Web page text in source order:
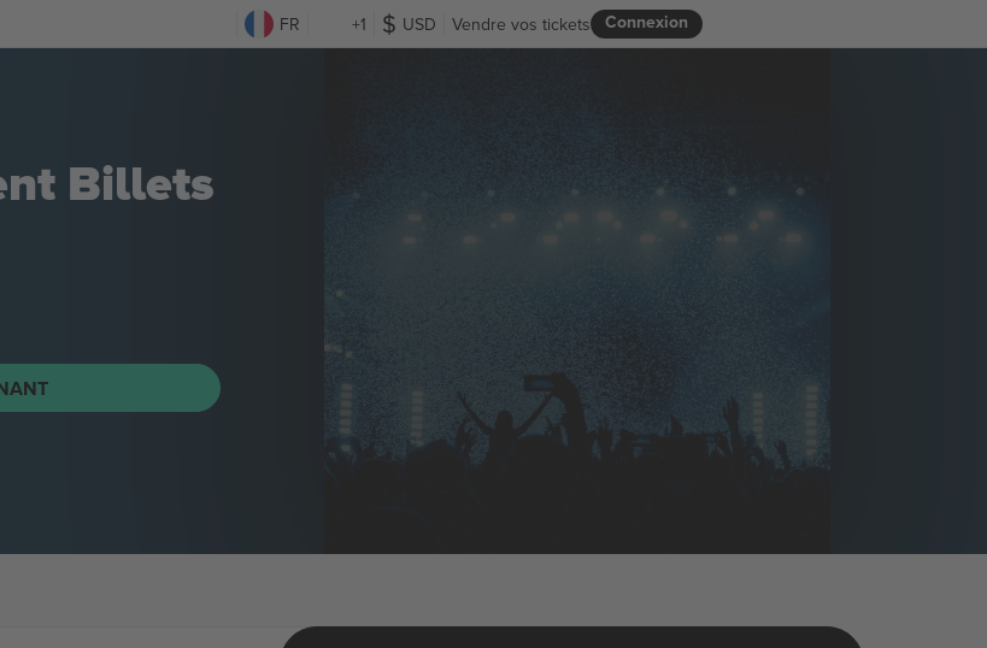
FR +1 USD Connexion
Vendre vos tickets
Billets